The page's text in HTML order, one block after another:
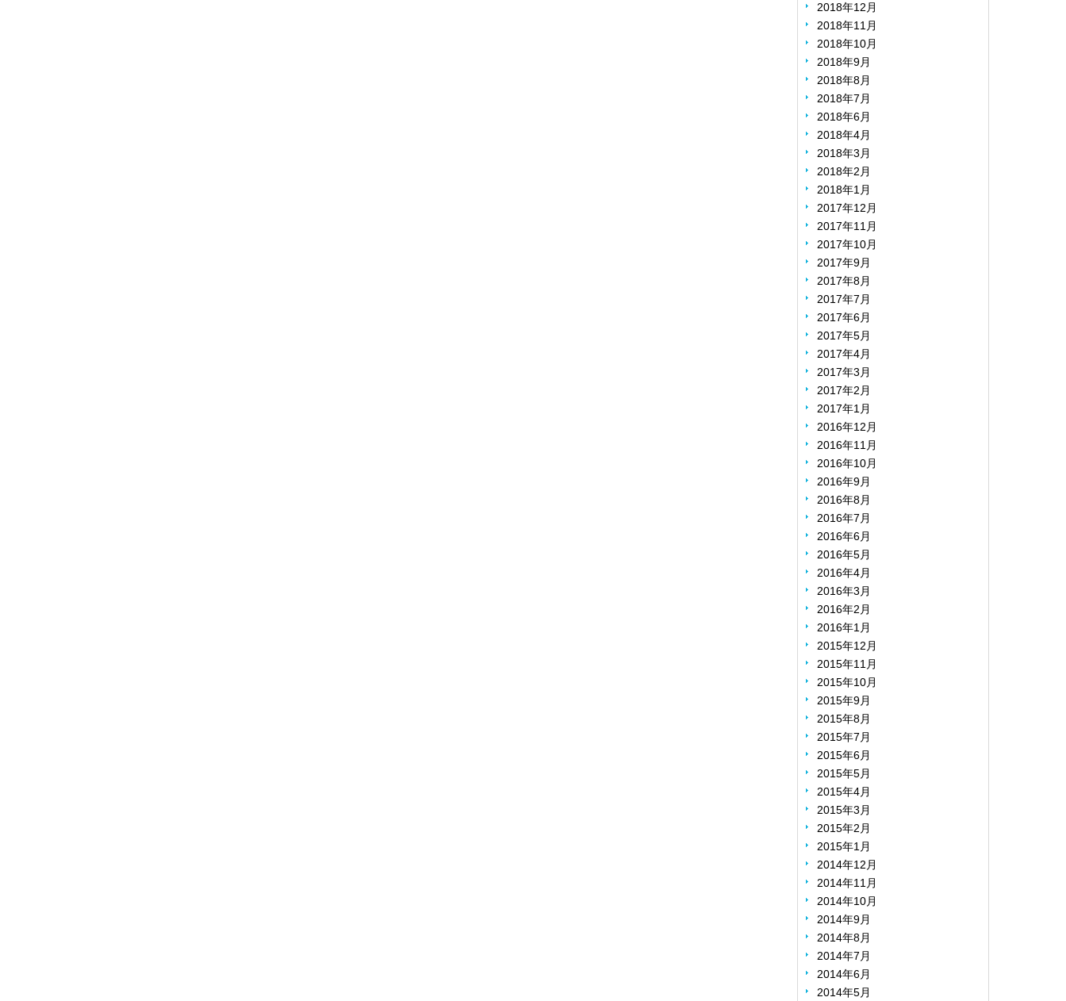
2018年12月
2018年11月
2018年10月
2018年9月
2018年8月
2018年7月
2018年6月
2018年4月
2018年3月
2018年2月
2018年1月
2017年12月
2017年11月
2017年10月
2017年9月
2017年8月
2017年7月
2017年6月
2017年5月
2017年4月
2017年3月
2017年2月
2017年1月
2016年12月
2016年11月
2016年10月
2016年9月
2016年8月
2016年7月
2016年6月
2016年5月
2016年4月
2016年3月
2016年2月
2016年1月
2015年12月
2015年11月
2015年10月
2015年9月
2015年8月
2015年7月
2015年6月
2015年5月
2015年4月
2015年3月
2015年2月
2015年1月
2014年12月
2014年11月
2014年10月
2014年9月
2014年8月
2014年7月
2014年6月
2014年5月